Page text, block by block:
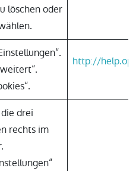
löschen oder
http://
drei
rechts im